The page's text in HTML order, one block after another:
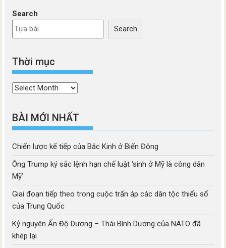
Search
Search
Thời mục
Thời
BÀI MỚI NHẤT
Chiến lược kế tiếp của Bắc Kinh ở Biển Đông
Ông Trump ký sắc lệnh hạn chế luật ‘sinh ở Mỹ là công dân
Mỹ’
Giai đoạn tiếp theo trong cuộc trấn áp các dân tộc thiểu số
của Trung Quốc
Kỷ nguyên Ấn Độ Dương – Thái Bình Dương của NATO đã
khép lại